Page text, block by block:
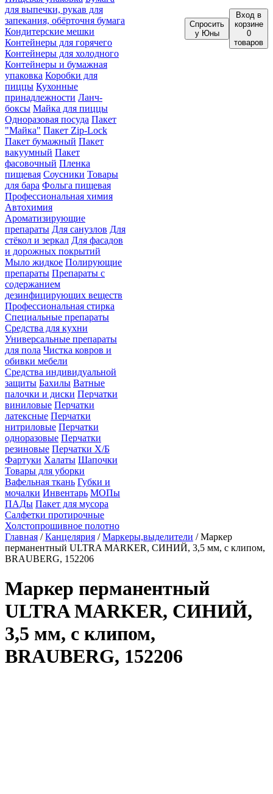
для выпечки, рукав для
запекания, обёрточня бумага
Кондитерские мешки
Контейнеры для горячего
Контейнеры для холодного
Контейнеры и бумажная
упаковка Коробки для
пиццы Кухонные
принадлежности Ланч-
боксы Майка для пиццы
Одноразовая посуда Пакет
"Майка" Пакет Zip-Lock
Пакет бумажный Пакет
вакуумный Пакет
фасовочный Пленка
пищевая Соусники Товары
для бара Фольга пищевая
Профессиональная химия
Автохимия
Ароматизирующие
препараты Для санузлов Для
стёкол и зеркал Для фасадов
и дорожных покрытий
Мыло жидкое Полирующие
препараты Препараты с
содержанием
дезинфицирующих веществ
Профессиональная стирка
Специальные препараты
Средства для кухни
Универсальные препараты
для пола Чистка ковров и
обивки мебели
Средства индивидуальной
защиты Бахилы Ватные
палочки и диски Перчатки
виниловые Перчатки
латексные Перчатки
нитриловые Перчатки
одноразовые Перчатки
резиновые Перчатки Х/Б
Фартуки Халаты Шапочки
Товары для уборки
Вафельная ткань Губки и
мочалки Инвентарь МОПы
ПАДы Пакет для мусора
Салфетки протирочные
Холстопрошивное полотно
Спросить
у Юны
Вход в
корзине
0
товаров
Главная /Канцелярия /Маркеры,выделители / Маркер
перманентный ULTRA MARKER, СИНИЙ, 3,5 мм, с клипом,
BRAUBERG, 152206
Маркер перманентный
ULTRA MARKER, СИНИЙ,
3,5 мм, с клипом,
BRAUBERG, 152206